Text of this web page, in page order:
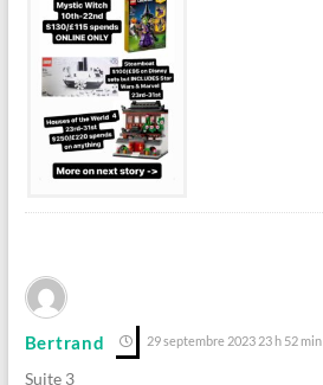
Bertrand 29 septembre 2023 23 h 52 min
Suite 3